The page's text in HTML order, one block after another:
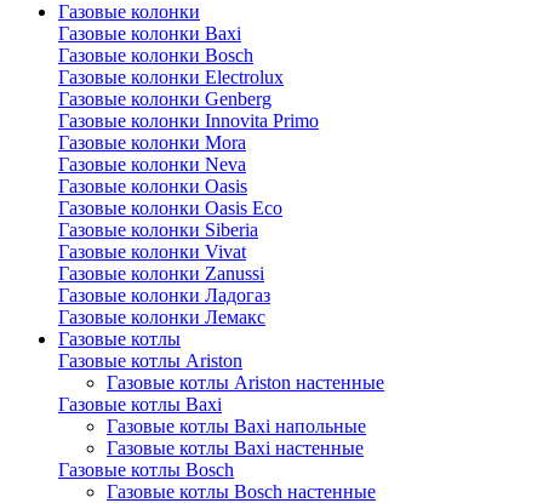
Газовые колонки
Газовые колонки Baxi
Газовые колонки Bosch
Газовые колонки Electrolux
Газовые колонки Genberg
Газовые колонки Innovita Primo
Газовые колонки Mora
Газовые колонки Neva
Газовые колонки Oasis
Газовые колонки Oasis Eco
Газовые колонки Siberia
Газовые колонки Vivat
Газовые колонки Zanussi
Газовые колонки Ладогаз
Газовые колонки Лемакс
Газовые котлы
Газовые котлы Ariston
Газовые котлы Ariston настенные
Газовые котлы Baxi
Газовые котлы Baxi напольные
Газовые котлы Baxi настенные
Газовые котлы Bosch
Газовые котлы Bosch настенные